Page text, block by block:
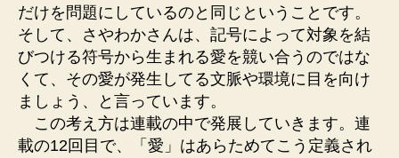
だけを問題にしているのと同じということです。
そして、さやわかさんは、記号によって対象を結
びつける符号から生まれる愛を競い合うのではな
くて、その愛が発生してる文脈や環境に目を向け
ましょう、と言っています。
この考え方は連載の中で発展していきます。連
載の12回目で、「愛」はあらためてこう定義され